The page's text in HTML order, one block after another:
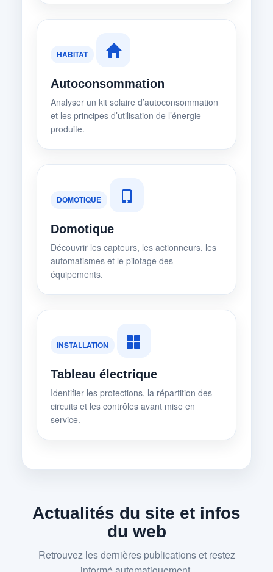
HABITAT
Autoconsommation
Analyser un kit solaire d’autoconsommation
et les principes d’utilisation de l’énergie
produite.
DOMOTIQUE
Domotique
Découvrir les capteurs, les actionneurs, les
automatismes et le pilotage des
équipements.
INSTALLATION
Tableau électrique
Identifier les protections, la répartition des
circuits et les contrôles avant mise en
service.
Actualités du site et infos
du web
Retrouvez les dernières publications et restez